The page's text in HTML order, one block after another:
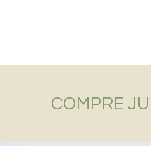
COMPRE